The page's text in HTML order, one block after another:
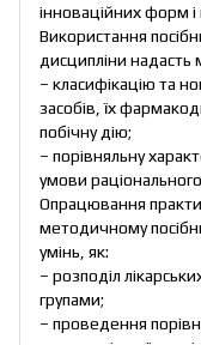
інноваційних форм
Використання
дисципліни надасть
– класифікацію та
засобів, їх
побічну дію;
– порівняльну
умови раціонального
Опрацювання
методичному
умінь, як:
– розподіл
групами;
– проведення